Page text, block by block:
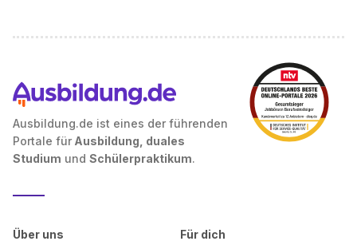
Ausbildung.de ist eines der führenden
Portale für Ausbildung, duales
Studium und Schülerpraktikum.
Über uns
Für dich